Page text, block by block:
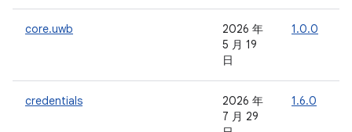
core.uwb
2026 年
5 月 19
日
1.0.0
credentials
2026 年
7 月 29
1.6.0